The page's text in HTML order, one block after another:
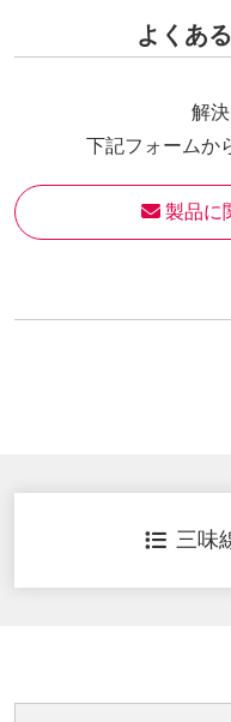
よくあ
解
下記フォームか
製品に
三味